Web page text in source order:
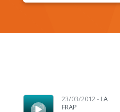
Lecteur audio 23/03/2012- LA
FRAP